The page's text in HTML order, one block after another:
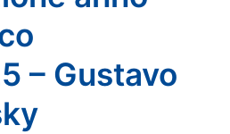
– Gustavo